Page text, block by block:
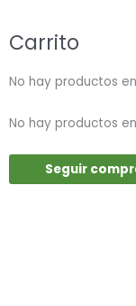
Carrito
No hay productos
No hay productos
Seguir